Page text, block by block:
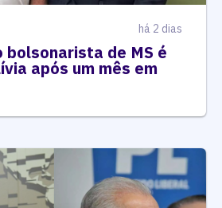
há 2 dias
bolsonarista de MS é
após um mês em